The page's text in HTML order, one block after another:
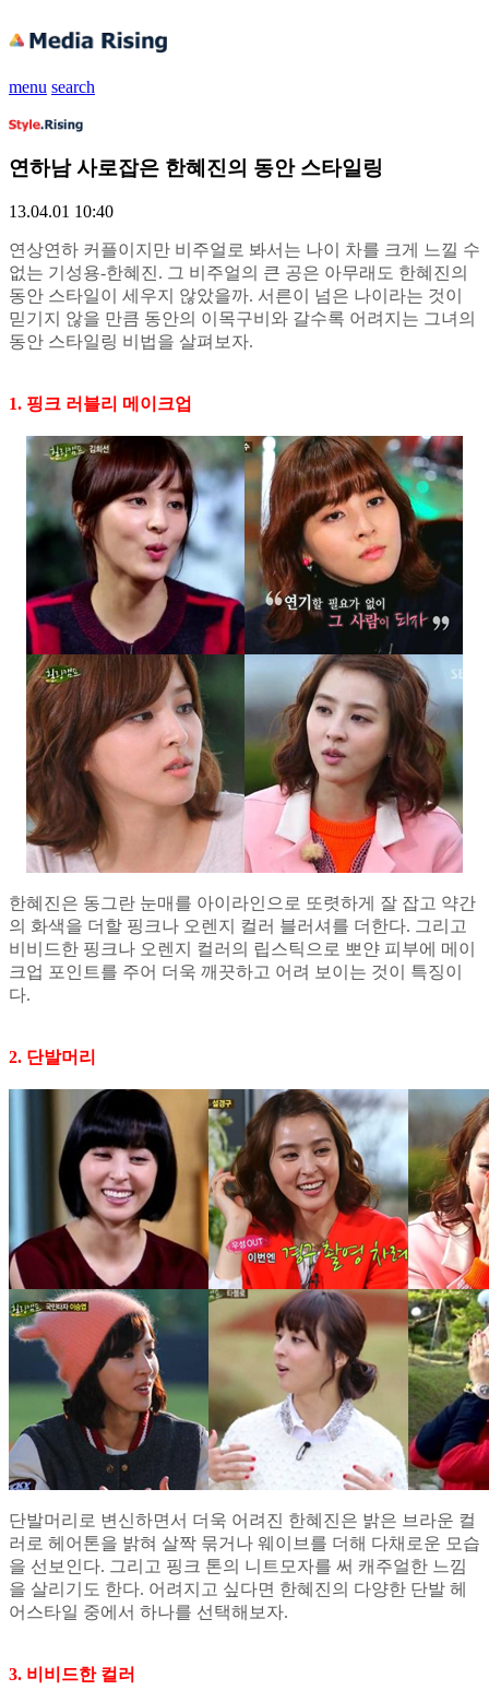
menu search
연하남 사로잡은 한혜진의 동안 스타일링
13.04.01 10:40
연상연하 커플이지만 비주얼로 봐서는 나이 차를 크게 느낄 수
없는 기성용-한혜진. 그 비주얼의 큰 공은 아무래도 한혜진의
동안 스타일이 세우지 않았을까. 서른이 넘은 나이라는 것이
믿기지 않을 만큼 동안의 이목구비와 갈수록 어려지는 그녀의
동안 스타일링 비법을 살펴보자.
1. 핑크 러블리 메이크업
한혜진은 동그란 눈매를 아이라인으로 또렷하게 잘 잡고 약간
의 화색을 더할 핑크나 오렌지 컬러 블러셔를 더한다. 그리고
비비드한 핑크나 오렌지 컬러의 립스틱으로 뽀얀 피부에 메이
크업 포인트를 주어 더욱 깨끗하고 어려 보이는 것이 특징이
다.
2. 단발머리
단발머리로 변신하면서 더욱 어려진 한혜진은 밝은 브라운 컬
러로 헤어톤을 밝혀 살짝 묶거나 웨이브를 더해 다채로운 모습
을 선보인다. 그리고 핑크 톤의 니트모자를 써 캐주얼한 느낌
을 살리기도 한다. 어려지고 싶다면 한혜진의 다양한 단발 헤
어스타일 중에서 하나를 선택해보자.
3. 비비드한 컬러